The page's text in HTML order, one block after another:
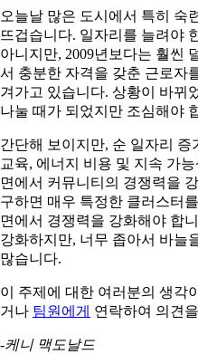
오늘날 많은 도시에서 특히 숙
뜨겁습니다. 일자리를 늘려야
아니지만, 2009년보다는 훨씬
서 충분한 자격을 갖춘 근로자
겨가고 있습니다. 상황이 바뀌
나눌 때가 되었지만 조심해야
간단해 보이지만, 순 일자리
교육, 에너지 비용 및 지속 가
면에서 커뮤니티의 경쟁력을
구하면 매우 특정한 클러스터
면에서 경쟁력을 강화해야 합
강화하지만, 너무 좁아서 바늘
많습니다.
이 주제에 대한 여러분의 생각
거나 팀원에게 연락하여 의견
-케니 맥도날드